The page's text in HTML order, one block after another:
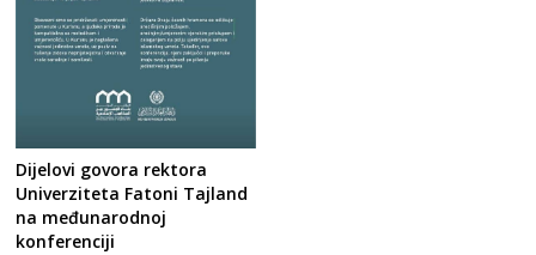
Dijelovi govora rektora
Univerziteta Fatoni Tajland
na međunarodnoj
konferenciji